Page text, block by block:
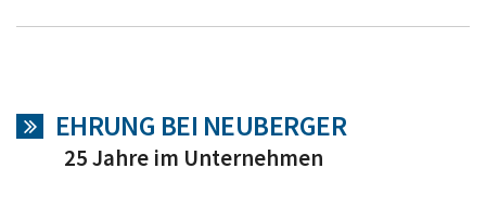
EHRUNG BEI NEUBERGER
25 Jahre im Unternehmen